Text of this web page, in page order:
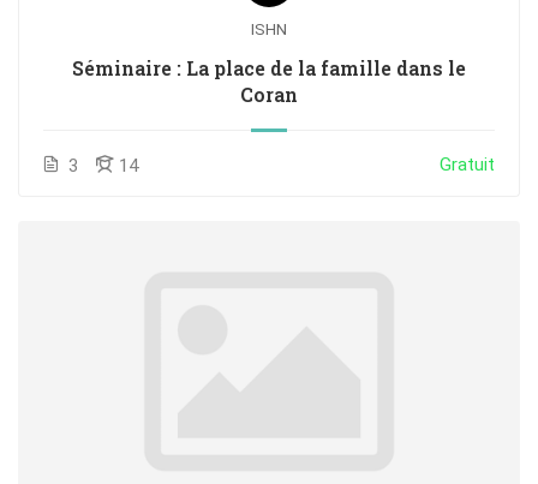
ISHN
Séminaire : La place de la famille dans le
Coran
3 14 Gratuit